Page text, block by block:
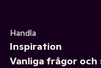
Handla
Inspiration
Vanliga frågor och